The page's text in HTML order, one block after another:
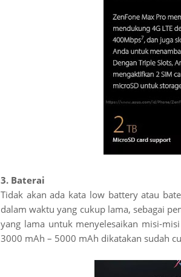
3. Baterai
Tidak akan ada kata low battery atau
dalam waktu yang cukup lama, sebagai
yang lama untuk menyelesaikan misi-
3000 mAh – 5000 mAh dikatakan sudah